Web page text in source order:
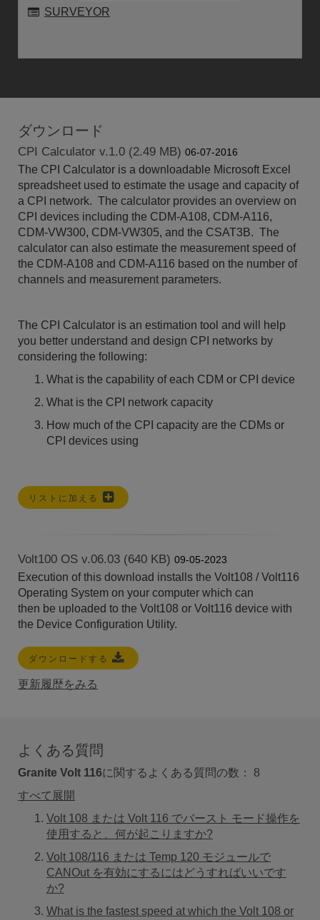
SURVEYOR
ダウンロード
CPI Calculator v.1.0 (2.49 MB) 06-07-2016
The CPI Calculator is a downloadable Microsoft Excel
spreadsheet used to estimate the usage and capacity of
a CPI network. The calculator provides an overview on
CPI devices including the CDM-A108, CDM-A116,
CDM-VW300, CDM-VW305, and the CSAT3B. The
calculator can also estimate the measurement speed of
the CDM-A108 and CDM-A116 based on the number of
channels and measurement parameters.
The CPI Calculator is an estimation tool and will help
you better understand and design CPI networks by
considering the following:
What is the capability of each CDM or CPI device
What is the CPI network capacity
How much of the CPI capacity are the CDMs or
CPI devices using
リストに加える
Volt100 OS v.06.03 (640 KB) 09-05-2023
Execution of this download installs the Volt108 / Volt116
Operating System on your computer which can
then be uploaded to the Volt108 or Volt116 device with
the Device Configuration Utility.
ダウンロードする
更新履歴をみる
よくある質問
Granite Volt 116に関するよくある質問の数： 8
すべて展開
Volt 108 または Volt 116 でバースト モード操作を
使用すると、何が起こりますか?
Volt 108/116 または Temp 120 モジュールで
CANOut を有効にするにはどうすればいいです
か?
What is the fastest speed at which the Volt 108 or